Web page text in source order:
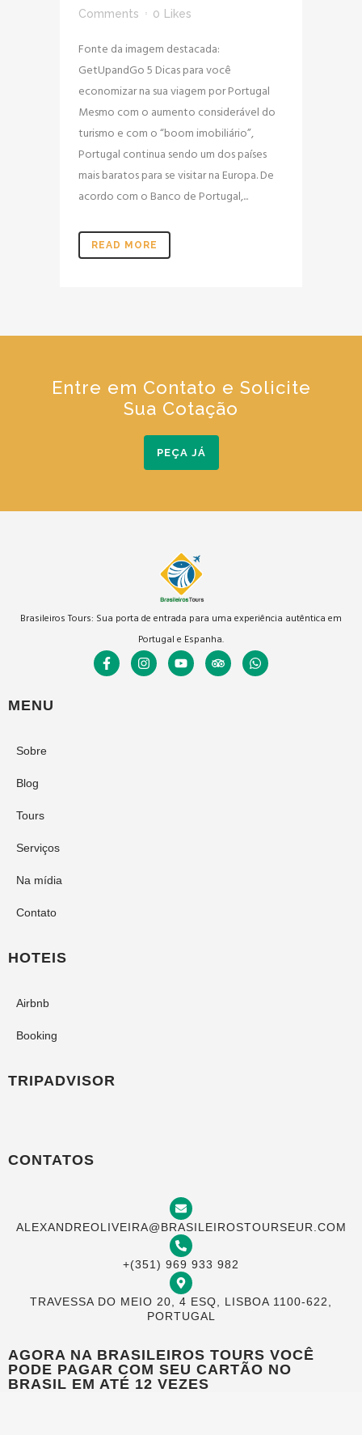
Comments
0 Likes
Fonte da imagem destacada:
GetUpandGo 5 Dicas para você
economizar na sua viagem por Portugal
Mesmo com o aumento considerável do
turismo e com o “boom imobiliário”,
Portugal continua sendo um dos países
mais baratos para se visitar na Europa. De
acordo com o Banco de Portugal,...
READ MORE
Entre em Contato e Solicite
Sua Cotação
PEÇA JÁ
Brasileiros Tours: Sua porta de entrada para uma experiência autêntica em
Portugal e Espanha.
MENU
Sobre
Blog
Tours
Serviços
Na mídia
Contato
HOTEIS
Airbnb
Booking
TRIPADVISOR
CONTATOS
ALEXANDREOLIVEIRA@BRASILEIROSTOURSEUR.COM
+(351) 969 933 982
TRAVESSA DO MEIO 20, 4 ESQ, LISBOA 1100-622,
PORTUGAL
AGORA NA BRASILEIROS TOURS VOCÊ
PODE PAGAR COM SEU CARTÃO NO
BRASIL EM ATÉ 12 VEZES